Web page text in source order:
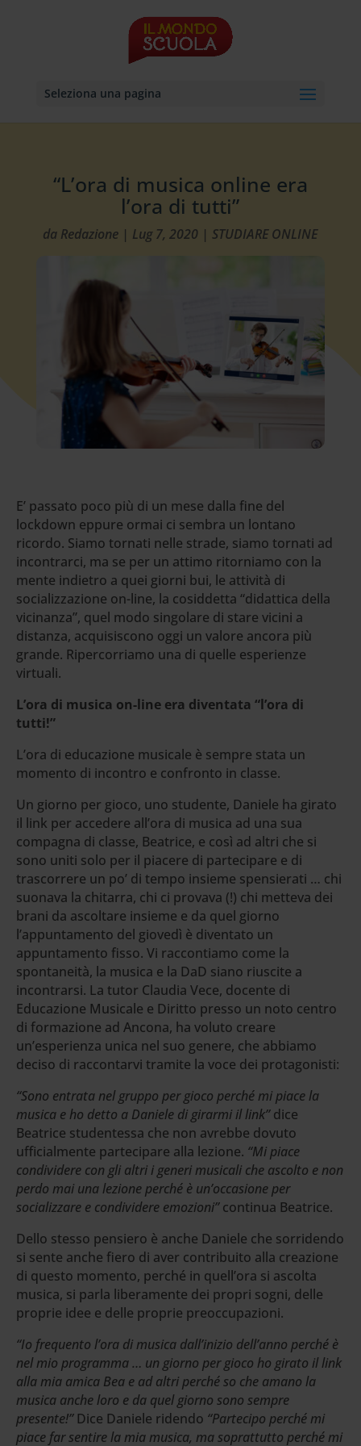
Seleziona una pagina
“L’ora di musica online era
l’ora di tutti”
da Redazione | Lug 7, 2020 |STUDIARE ONLINE
E’ passato poco più di un mese dalla fine del
lockdown eppure ormai ci sembra un lontano
ricordo. Siamo tornati nelle strade, siamo tornati ad
incontrarci, ma se per un attimo ritorniamo con la
mente indietro a quei giorni bui, le attività di
socializzazione on-line, la cosiddetta “didattica della
vicinanza”, quel modo singolare di stare vicini a
distanza, acquisiscono oggi un valore ancora più
grande. Ripercorriamo una di quelle esperienze
virtuali.
L’ora di musica on-line era diventata “l’ora di
tutti!”
L’ora di educazione musicale è sempre stata un
momento di incontro e confronto in classe.
Un giorno per gioco, uno studente, Daniele ha girato
il link per accedere all’ora di musica ad una sua
compagna di classe, Beatrice, e così ad altri che si
sono uniti solo per il piacere di partecipare e di
trascorrere un po’ di tempo insieme spensierati … chi
suonava la chitarra, chi ci provava (!) chi metteva dei
brani da ascoltare insieme e da quel giorno
l’appuntamento del giovedì è diventato un
appuntamento fisso. Vi raccontiamo come la
spontaneità, la musica e la DaD siano riuscite a
incontrarsi. La tutor Claudia Vece, docente di
Educazione Musicale e Diritto presso un noto centro
di formazione ad Ancona, ha voluto creare
un’esperienza unica nel suo genere, che abbiamo
deciso di raccontarvi tramite la voce dei protagonisti:
“Sono entrata nel gruppo per gioco perché mi piace la
musica e ho detto a Daniele di girarmi il link”dice
Beatrice studentessa che non avrebbe dovuto
ufficialmente partecipare alla lezione. “Mi piace
condividere con gli altri i generi musicali che ascolto e non
perdo mai una lezione perché è un’occasione per
socializzare e condividere emozioni”continua Beatrice.
Dello stesso pensiero è anche Daniele che sorridendo
si sente anche fiero di aver contribuito alla creazione
di questo momento, perché in quell’ora si ascolta
musica, si parla liberamente dei propri sogni, delle
proprie idee e delle proprie preoccupazioni.
“Io frequento l’ora di musica dall’inizio dell’anno perché è
nel mio programma … un giorno per gioco ho girato il link
alla mia amica Bea e ad altri perché so che amano la
musica anche loro e da quel giorno sono sempre
presente!”Dice Daniele ridendo “Partecipo perché mi
piace far sentire la mia musica, ma soprattutto perché mi